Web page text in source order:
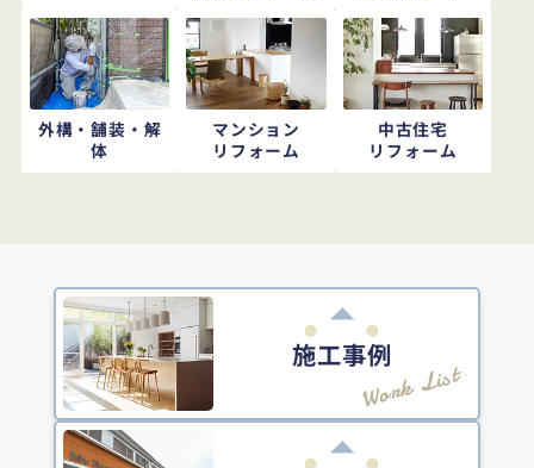
外構・舗装・解
体
マンション
リフォーム
中古住宅
リフォーム
施工事例
Work List